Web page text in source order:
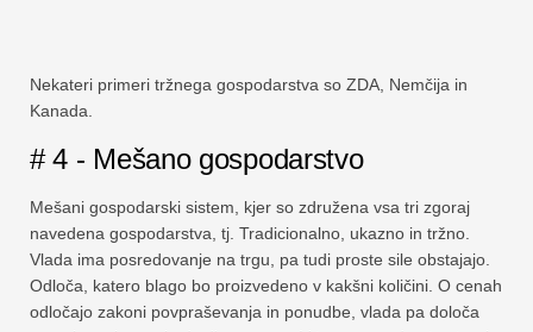
Nekateri primeri tržnega gospodarstva so ZDA, Nemčija in
Kanada.
# 4 - Mešano gospodarstvo
Mešani gospodarski sistem, kjer so združena vsa tri zgoraj
navedena gospodarstva, tj. Tradicionalno, ukazno in tržno.
Vlada ima posredovanje na trgu, pa tudi proste sile obstajajo.
Odloča, katero blago bo proizvedeno v kakšni količini. O cenah
odločajo zakoni povpraševanja in ponudbe, vlada pa določa